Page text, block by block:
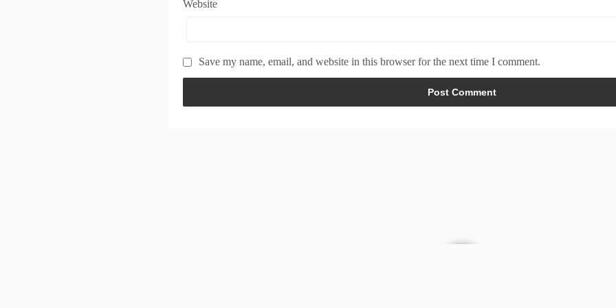
Website
Save my name, email, and website in this browser for the next time I comment.